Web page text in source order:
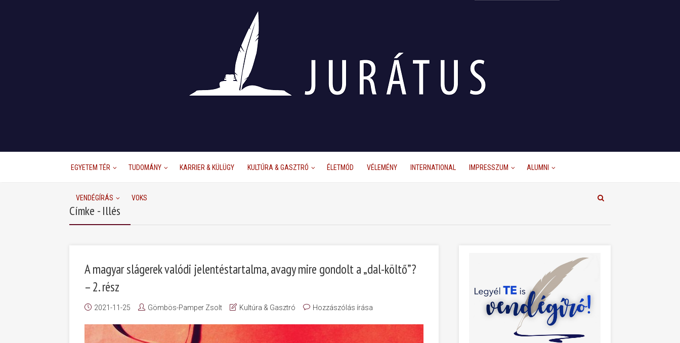
EGYETEM TÉR TUDOMÁNY KARRIER & KÜLÜGY KULTÚRA & GASZTRÓ ÉLETMÓD VÉLEMÉNY INTERNATIONAL IMPRESSZUM ALUMNI
VENDÉGÍRÁS VOKS
Címke - Illés
A magyar slágerek valódi jelentéstartalma, avagy mire gondolt a „dal-költő”?
– 2. rész
2021-11-25 Gömbös-Pamper Zsolt Kultúra & Gasztró Hozzászólás írása